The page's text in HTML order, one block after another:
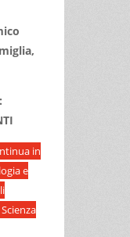
in
e
Scienza